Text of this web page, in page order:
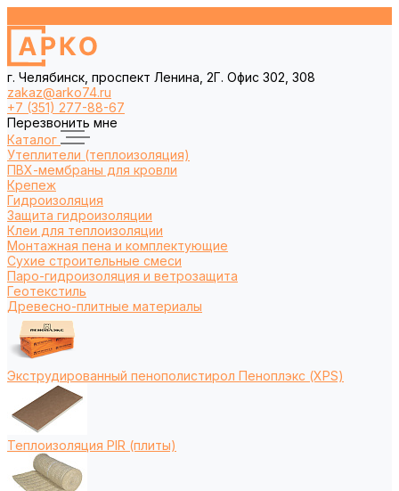
г. Челябинск, проспект Ленина, 2Г. Офис 302, 308
zakaz@arko74.ru
+7 (351) 277-88-67
Перезвонить мне
Каталог
Утеплители (теплоизоляция)
ПВХ-мембраны для кровли
Крепеж
Гидроизоляция
Защита гидроизоляции
Клеи для теплоизоляции
Монтажная пена и комплектующие
Сухие строительные смеси
Паро-гидроизоляция и ветрозащита
Геотекстиль
Древесно-плитные материалы
Экструдированный пенополистирол Пеноплэкс (XPS)
Теплоизоляция PIR (плиты)